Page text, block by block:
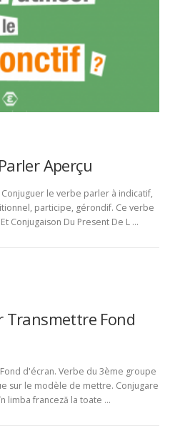
Aperçu
le verbe parler à indicatif,
participe, gérondif. Ce verbe
Conjugaison Du Present De L …
Transmettre Fond
d'écran. Verbe du 3ème groupe
sur le modèle de mettre. Conjugare
limba franceză la toate …